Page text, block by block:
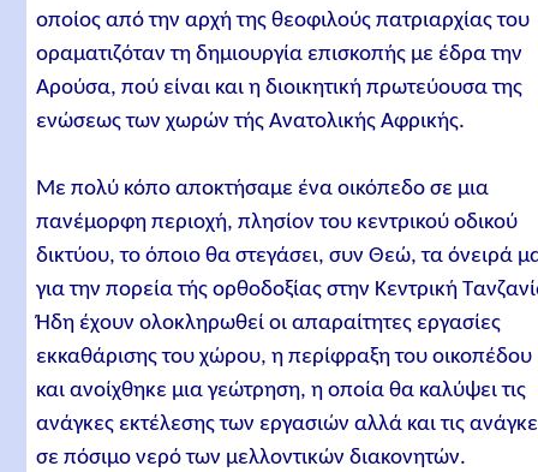
οποίος από την αρχή της θεοφιλούς πατριαρχίας του
οραματιζόταν τη δημιουργία επισκοπής με έδρα την
Αρούσα, πού είναι και η διοικητική πρωτεύουσα της
ενώσεως των χωρών τής Ανατολικής Αφρικής.
Με πολύ κόπο αποκτήσαμε ένα οικόπεδο σε μια
πανέμορφη περιοχή, πλησίον του κεντρικού οδικού
δικτύου, το όποιο θα στεγάσει, συν Θεώ, τα όνειρά
για την πορεία τής ορθοδοξίας στην Κεντρική
Ήδη έχουν ολοκληρωθεί οι απαραίτητες εργασίες
εκκαθάρισης του χώρου, η περίφραξη του οικοπέδου
και ανοίχθηκε μια γεώτρηση, η οποία θα καλύψει τις
ανάγκες εκτέλεσης των εργασιών αλλά και τις
σε πόσιμο νερό των μελλοντικών διακονητών.